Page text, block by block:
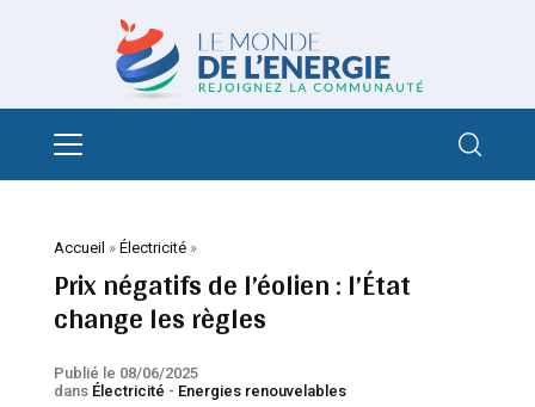
Accueil » Électricité»
Prix négatifs de l’éolien : l’État
change les règles
Publié le 08/06/2025
dans Électricité - Energies renouvelables